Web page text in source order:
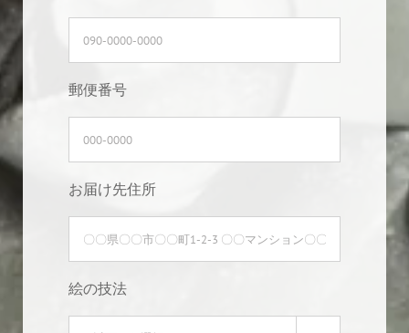
郵便番号
お届け先住所
絵の技法